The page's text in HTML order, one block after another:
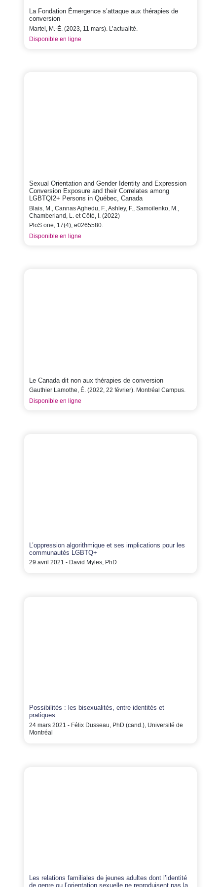
La Fondation Émergence s’attaque aux thérapies de
conversion
Martel, M.-È. (2023, 11 mars). L’actualité.
Disponible en ligne
Sexual Orientation and Gender Identity and Expression
Conversion Exposure and their Correlates among
LGBTQI2+ Persons in Québec, Canada
Blais, M., Cannas Aghedu, F., Ashley, F., Samoilenko, M.,
Chamberland, L. et Côté, I. (2022)
PloS one, 17(4), e0265580.
Disponible en ligne
Le Canada dit non aux thérapies de conversion
Gauthier Lamothe, É. (2022, 22 février). Montréal Campus.
Disponible en ligne
L’oppression algorithmique et ses implications pour les
communautés LGBTQ+
29 avril 2021 - David Myles, PhD
Possibilités : les bisexualités, entre identités et
pratiques
24 mars 2021 - Félix Dusseau, PhD (cand.), Université de
Montréal
Les relations familiales de jeunes adultes dont l’identité
de genre ou l’orientation sexuelle ne reproduisent pas la